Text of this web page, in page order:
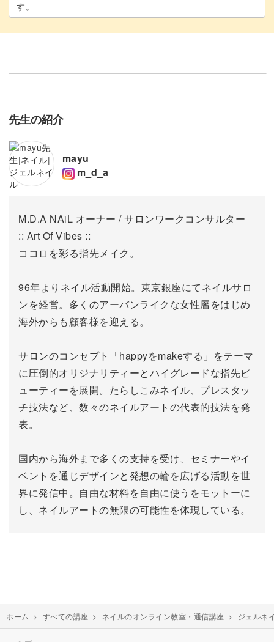
す。
先生の紹介
mayu
m_d_a
M.D.A NAiL オーナー / サロンワークコンサルター
:: Art Of Vibes ::
ココロを彩る指先メイク。
96年よりネイル活動開始。東京銀座にてネイルサロ
ンを経営。 多くのアーバンライクな女性層をはじめ
海外からも顧客様を迎える。
サロンのコンセプト「happyをmakeする」をテーマ
に圧倒的オリジナリティーとハイグレードな指先ビ
ューティーを展開。 たらしこみネイル、プレスタッ
チ技法など、数々のネイルアートの代表的技法を発
表。
国内から海外まで多くの支持を受け、セミナーやイ
ベントを通じデザインと発想の輪を広げる活動を世
界に発信中。 自由な材料を自由に使うをモットーに
し、ネイルアートの無限の可能性を体現している。
ホーム > すべての講座 > ネイルのオンライン教室・通信講座 > ジェルネ